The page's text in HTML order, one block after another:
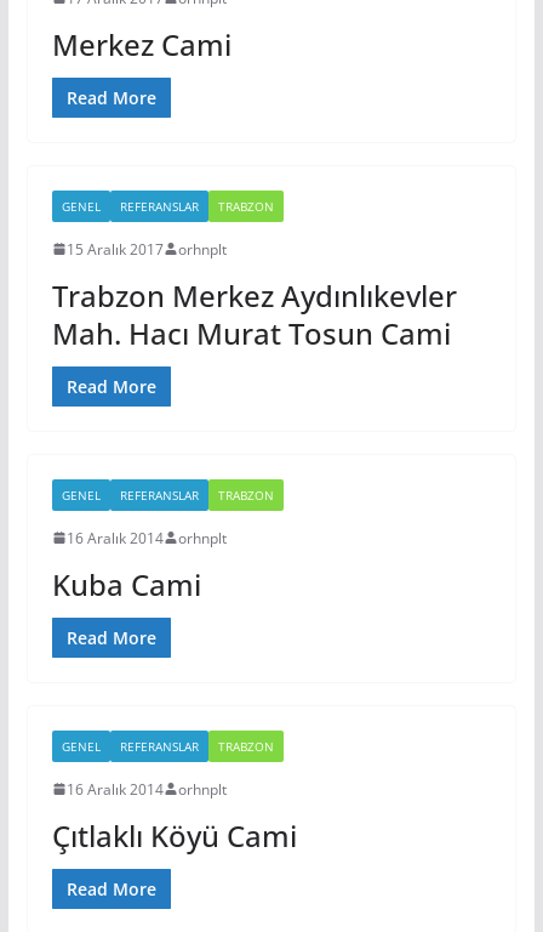
Merkez Cami
Read More
GENEL REFERANSLAR TRABZON
15 Aralık 2017 orhnplt
Trabzon Merkez Aydınlıkevler
Mah. Hacı Murat Tosun Cami
Read More
GENEL REFERANSLAR TRABZON
16 Aralık 2014 orhnplt
Kuba Cami
Read More
GENEL REFERANSLAR TRABZON
16 Aralık 2014 orhnplt
Çıtlaklı Köyü Cami
Read More